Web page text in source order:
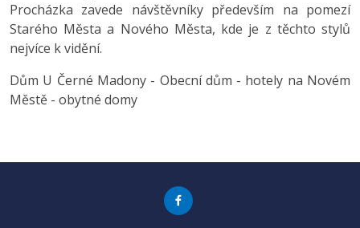
Procházka zavede návštěvníky především na pomezí
Starého Města a Nového Města, kde je z těchto stylů
nejvíce k vidění.
Dům U Černé Madony - Obecní dům - hotely na Novém
Městě - obytné domy